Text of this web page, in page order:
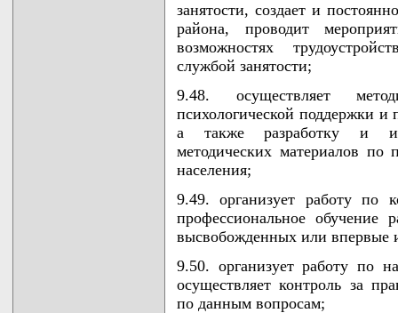
занятости, создает и
района, проводит
возможностях
службой занятости;
9.48. осуществляет
психологической поддержки и
а также разработку и
методических материалов по
населения;
9.49. организует работу по
профессиональное обучение
высвобожденных или впервые
9.50. организует работу по
осуществляет контроль за
по данным вопросам;